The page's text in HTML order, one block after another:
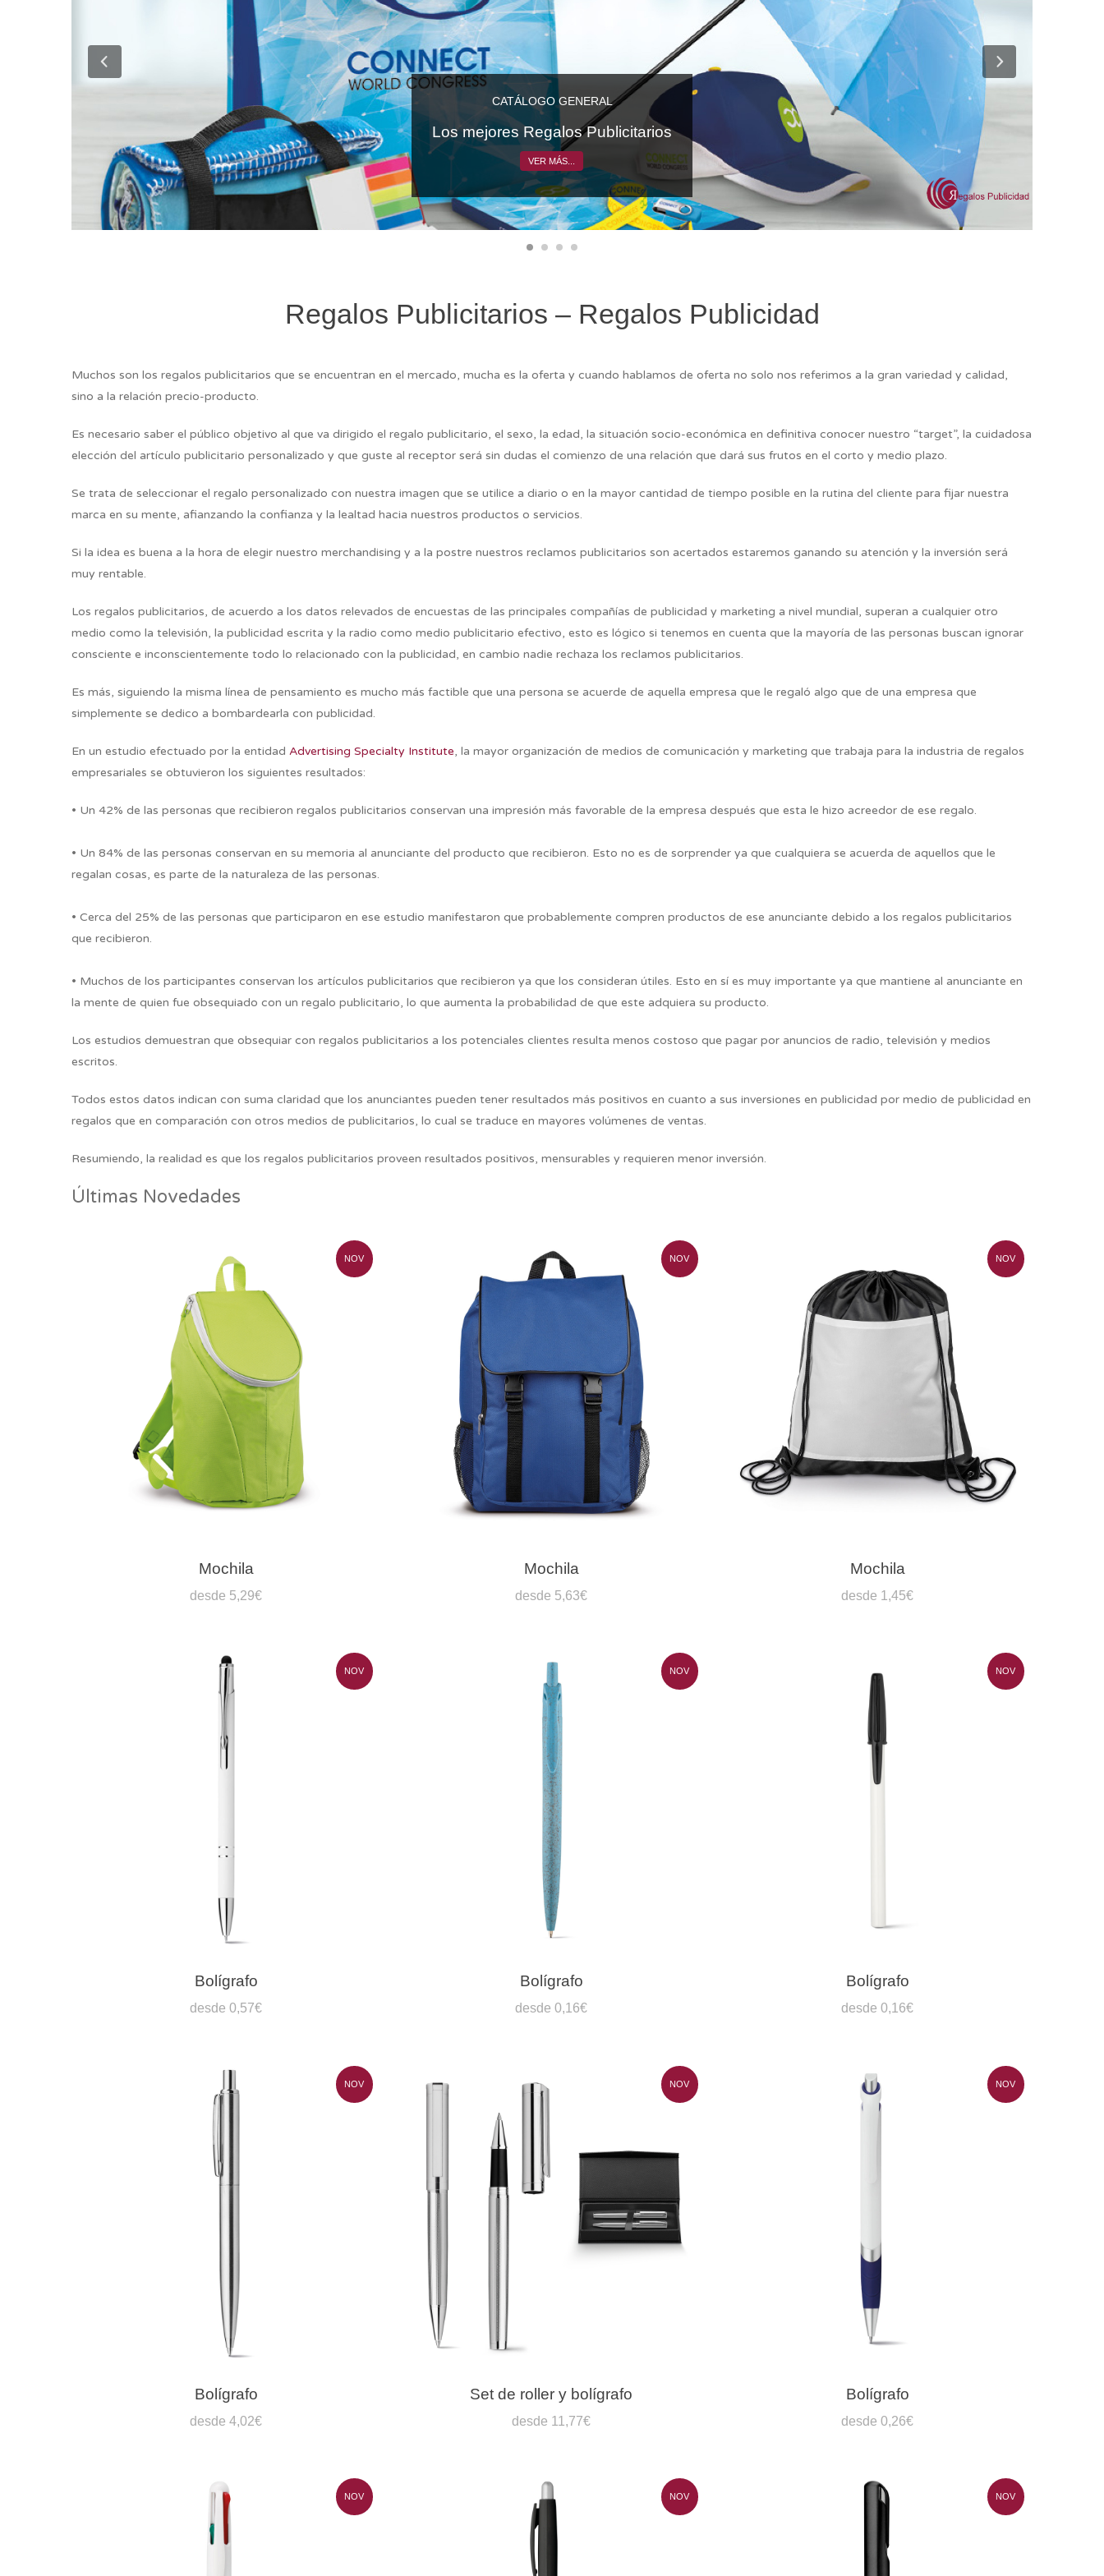
CATÁLOGO GENERAL
Los mejores Regalos Publicitarios
VER MÁS...
Regalos Publicitarios – Regalos Publicidad
Muchos son los regalos publicitarios que se encuentran en el mercado, mucha es la oferta y cuando hablamos de oferta no solo nos referimos a la gran variedad y calidad,
sino a la relación precio-producto.
Es necesario saber el público objetivo al que va dirigido el regalo publicitario, el sexo, la edad, la situación socio-económica en definitiva conocer nuestro “target”, la cuidadosa
elección del artículo publicitario personalizado y que guste al receptor será sin dudas el comienzo de una relación que dará sus frutos en el corto y medio plazo.
Se trata de seleccionar el regalo personalizado con nuestra imagen que se utilice a diario o en la mayor cantidad de tiempo posible en la rutina del cliente para fijar nuestra
marca en su mente, afianzando la confianza y la lealtad hacia nuestros productos o servicios.
Si la idea es buena a la hora de elegir nuestro merchandising y a la postre nuestros reclamos publicitarios son acertados estaremos ganando su atención y la inversión será
muy rentable.
Los regalos publicitarios, de acuerdo a los datos relevados de encuestas de las principales compañías de publicidad y marketing a nivel mundial, superan a cualquier otro
medio como la televisión, la publicidad escrita y la radio como medio publicitario efectivo, esto es lógico si tenemos en cuenta que la mayoría de las personas buscan ignorar
consciente e inconscientemente todo lo relacionado con la publicidad, en cambio nadie rechaza los reclamos publicitarios.
Es más, siguiendo la misma línea de pensamiento es mucho más factible que una persona se acuerde de aquella empresa que le regaló algo que de una empresa que
simplemente se dedico a bombardearla con publicidad.
En un estudio efectuado por la entidad Advertising Specialty Institute, la mayor organización de medios de comunicación y marketing que trabaja para la industria de regalos
empresariales se obtuvieron los siguientes resultados:
• Un 42% de las personas que recibieron regalos publicitarios conservan una impresión más favorable de la empresa después que esta le hizo acreedor de ese regalo.
• Un 84% de las personas conservan en su memoria al anunciante del producto que recibieron. Esto no es de sorprender ya que cualquiera se acuerda de aquellos que le
regalan cosas, es parte de la naturaleza de las personas.
• Cerca del 25% de las personas que participaron en ese estudio manifestaron que probablemente compren productos de ese anunciante debido a los regalos publicitarios
que recibieron.
• Muchos de los participantes conservan los artículos publicitarios que recibieron ya que los consideran útiles. Esto en sí es muy importante ya que mantiene al anunciante en
la mente de quien fue obsequiado con un regalo publicitario, lo que aumenta la probabilidad de que este adquiera su producto.
Los estudios demuestran que obsequiar con regalos publicitarios a los potenciales clientes resulta menos costoso que pagar por anuncios de radio, televisión y medios
escritos.
Todos estos datos indican con suma claridad que los anunciantes pueden tener resultados más positivos en cuanto a sus inversiones en publicidad por medio de publicidad en
regalos que en comparación con otros medios de publicitarios, lo cual se traduce en mayores volúmenes de ventas.
Resumiendo, la realidad es que los regalos publicitarios proveen resultados positivos, mensurables y requieren menor inversión.
Últimas Novedades
NOV
Mochila
desde 5,29€
NOV
Mochila
desde 5,63€
NOV
Mochila
desde 1,45€
NOV
Bolígrafo
desde 0,57€
NOV
Bolígrafo
desde 0,16€
NOV
Bolígrafo
desde 0,16€
NOV
Bolígrafo
desde 4,02€
NOV
Set de roller y bolígrafo
desde 11,77€
NOV
Bolígrafo
desde 0,26€
NOV NOV NOV